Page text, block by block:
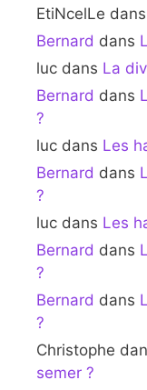
EtiNcelLe dans
Bernard dans
luc dans La
Bernard dans
?
luc dans Les
Bernard dans
?
luc dans Les
Bernard dans
?
Bernard dans
?
Christophe
semer ?